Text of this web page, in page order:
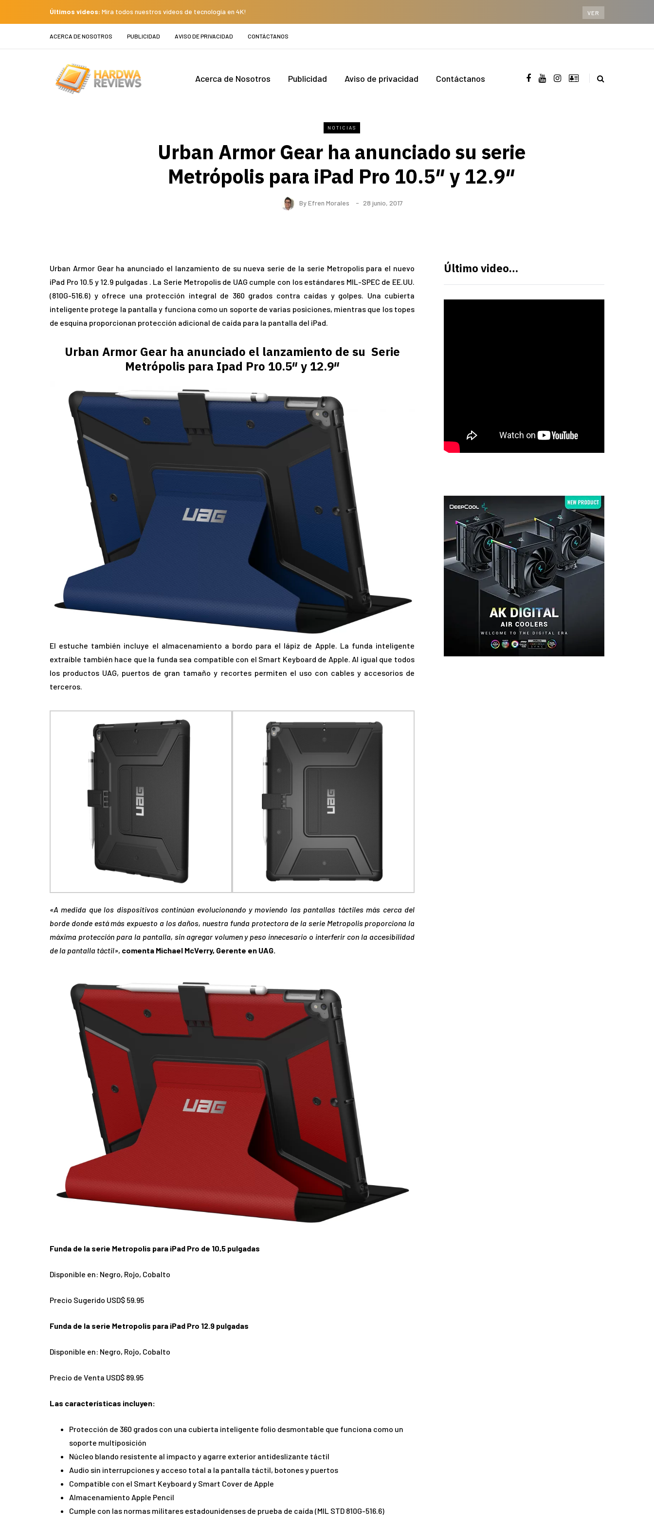
Últimos videos: Mira todos nuestros videos de tecnología en 4K! VER
ACERCA DE NOSOTROS PUBLICIDAD AVISO DE PRIVACIDAD CONTÁCTANOS
Acerca de Nosotros Publicidad Aviso de privacidad Contáctanos
NOTICIAS
Urban Armor Gear ha anunciado su serie
Metrópolis para iPad Pro 10.5″ y 12.9″
ByEfren Morales 28 junio, 2017
Urban Armor Gear ha anunciado el lanzamiento de su nueva serie de la serie Metropolis para el nuevo
iPad Pro 10.5 y 12.9 pulgadas . La Serie Metropolis de UAG cumple con los estándares MIL-SPEC de EE.UU.
(810G-516.6) y ofrece una protección integral de 360 grados contra caídas y golpes. Una cubierta
inteligente protege la pantalla y funciona como un soporte de varias posiciones, mientras que los topes
de esquina proporcionan protección adicional de caída para la pantalla del iPad.
Urban Armor Gear ha anunciado el lanzamiento de su Serie
Metrópolis para Ipad Pro 10.5″ y 12.9″
El estuche también incluye el almacenamiento a bordo para el lápiz de Apple. La funda inteligente
extraíble también hace que la funda sea compatible con el Smart Keyboard de Apple. Al igual que todos
los productos UAG, puertos de gran tamaño y recortes permiten el uso con cables y accesorios de
terceros.
«A medida que los dispositivos continúan evolucionando y moviendo las pantallas táctiles más cerca del
borde donde está más expuesto a los daños, nuestra funda protectora de la serie Metropolis proporciona la
máxima protección para la pantalla, sin agregar volumen y peso innecesario o interferir con la accesibilidad
de la pantalla táctil», comenta Michael McVerry, Gerente en UAG.
Funda de la serie Metropolis para iPad Pro de 10,5 pulgadas
Disponible en: Negro, Rojo, Cobalto
Precio Sugerido USD$ 59.95
Funda de la serie Metropolis para iPad Pro 12.9 pulgadas
Disponible en: Negro, Rojo, Cobalto
Precio de Venta USD$ 89.95
Las características incluyen:
Protección de 360 grados con una cubierta inteligente folio desmontable que funciona como un
soporte multiposición
Núcleo blando resistente al impacto y agarre exterior antideslizante táctil
Audio sin interrupciones y acceso total a la pantalla táctil, botones y puertos
Compatible con el Smart Keyboard y Smart Cover de Apple
Almacenamiento Apple Pencil
Cumple con las normas militares estadounidenses de prueba de caída (MIL STD 810G-516.6)
Último video…